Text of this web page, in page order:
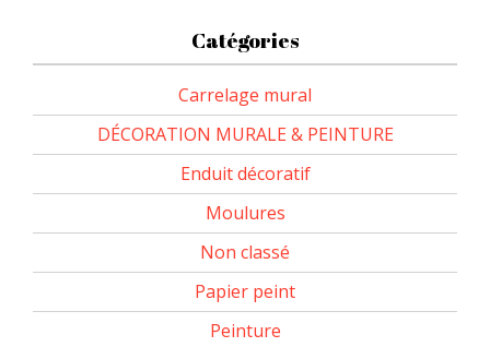
Catégories
Carrelage mural
DÉCORATION MURALE & PEINTURE
Enduit décoratif
Moulures
Non classé
Papier peint
Peinture